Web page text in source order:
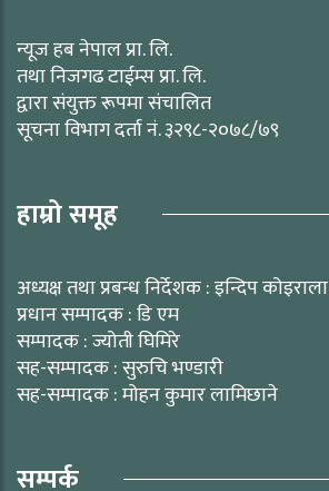
न्यूज हब नेपाल प्रा. लि.
तथा निजगढ टाईम्स प्रा. लि.
द्वारा संयुक्त रूपमा संचालित
सूचना विभाग दर्ता नं. ३२९८-२०७८/७९
हाम्रो समूह
अध्यक्ष तथा प्रबन्ध निर्देशक : इन्दिप कोइराला
प्रधान सम्पादक : डि एम
सम्पादक : ज्योती घिमिरे
सह-सम्पादक : सुरुचि भण्डारी
सह-सम्पादक : मोहन कुमार लामिछाने
सम्पर्क